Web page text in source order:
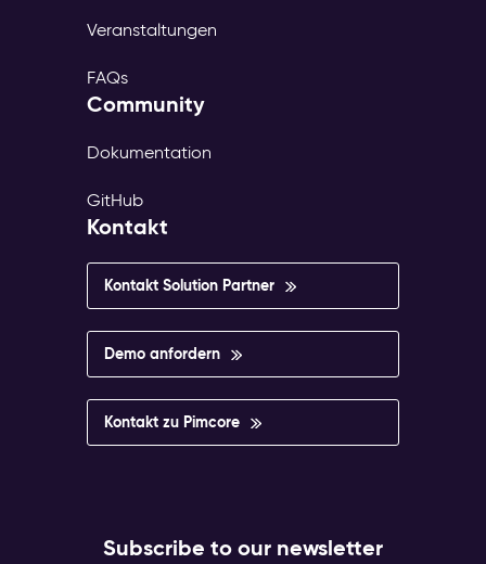
Veranstaltungen
FAQs
Community
Dokumentation
GitHub
Kontakt
Kontakt Solution Partner
Demo anfordern
Kontakt zu Pimcore
Subscribe to our newsletter